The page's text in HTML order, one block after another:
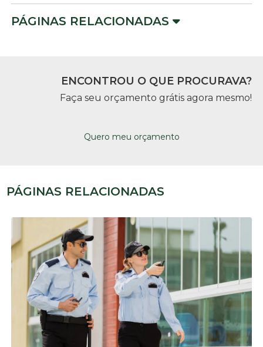
PÁGINAS RELACIONADAS
ENCONTROU O QUE PROCURAVA?
Faça seu orçamento grátis agora mesmo!
Quero meu orçamento
PÁGINAS RELACIONADAS